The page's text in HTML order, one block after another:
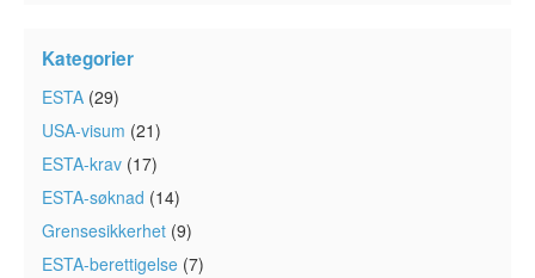
Kategorier
ESTA (29)
USA-visum (21)
ESTA-krav (17)
ESTA-søknad (14)
Grensesikkerhet (9)
ESTA-berettigelse (7)